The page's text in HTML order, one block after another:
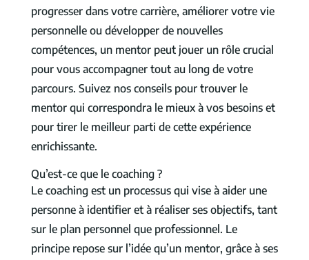
progresser dans votre carrière, améliorer votre vie
personnelle ou développer de nouvelles
compétences, un mentor peut jouer un rôle crucial
pour vous accompagner tout au long de votre
parcours. Suivez nos conseils pour trouver le
mentor qui correspondra le mieux à vos besoins et
pour tirer le meilleur parti de cette expérience
enrichissante.
Qu’est-ce que le coaching ?
Le coaching est un processus qui vise à aider une
personne à identifier et à réaliser ses objectifs, tant
sur le plan personnel que professionnel. Le
principe repose sur l’idée qu’un mentor, grâce à ses